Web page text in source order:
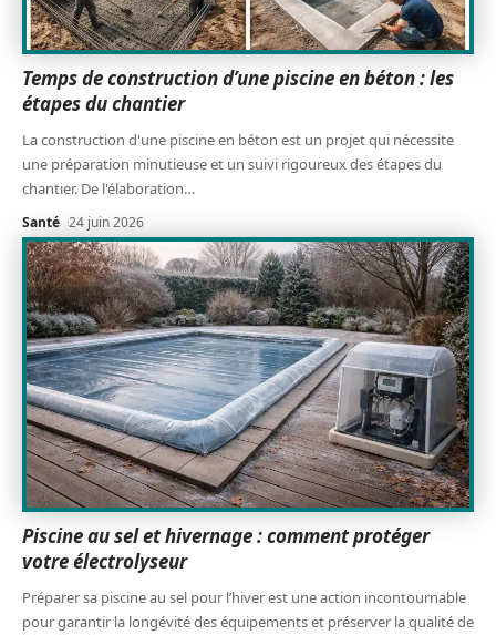
Temps de construction d’une piscine en béton : les
étapes du chantier
La construction d'une piscine en béton est un projet qui nécessite
une préparation minutieuse et un suivi rigoureux des étapes du
chantier. De l'élaboration…
Santé 24 juin 2026
Piscine au sel et hivernage : comment protéger
votre électrolyseur
Préparer sa piscine au sel pour l’hiver est une action incontournable
pour garantir la longévité des équipements et préserver la qualité de